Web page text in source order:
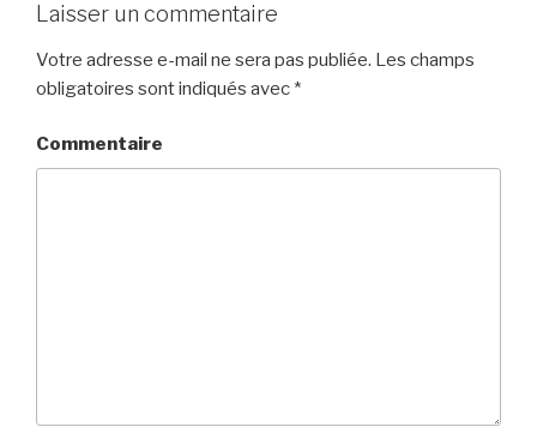
Laisser un commentaire
Votre adresse e-mail ne sera pas publiée. Les champs
obligatoires sont indiqués avec *
Commentaire